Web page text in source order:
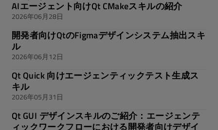
AIエージェント向けQt CMakeスキルの紹介
2026年06月28日
開発者向けQtのFigmaデザインシステム抽出スキ
ル
2026年06月12日
Qt Quick 向けエージェンティックテスト生成ス
キル
2026年05月31日
Qt GUI デザインスキルのご紹介：エージェンテ
ィックワークフローにおける開発者向けデザイ